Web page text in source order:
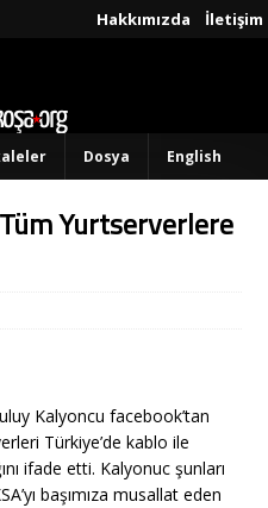
Hakkımızda İletişim
Dosya English
Yurtserverlere
Kalyoncu facebook’tan
Türkiye’de kablo ile
ifade etti. Kalyonuc şunları
başımıza musallat eden